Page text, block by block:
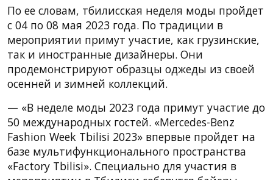
По ее словам, тбилисская неделя моды пройдет
с 04 по 08 мая 2023 года. По традиции в
мероприятии примут участие, как грузинские,
так и иностранные дизайнеры. Они
продемонстрируют образцы оджеды из своей
осенней и зимней коллекций.
— «В неделе моды 2023 года примут участие до
50 международных гостей. «Mercedes-Benz
Fashion Week Tbilisi 2023» впервые пройдет на
базе мультифункционального пространства
«Factory Tbilisi». Специально для участия в